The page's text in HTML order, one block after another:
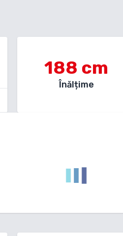
188 cm
Înălțime